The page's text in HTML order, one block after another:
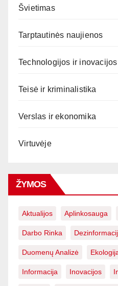
Švietimas
Tarptautinės naujienos
Technologijos ir inovacijos
Teisė ir kriminalistika
Verslas ir ekonomika
Virtuvėje
ŽYMOS
Aktualijos Aplinkosauga
Darbo Rinka
Duomenų Analizė
Informacija Inovacijos